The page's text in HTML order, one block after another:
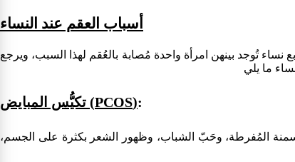
أسباب العقم عند النساء
تُوجد بينهن امرأة واحدة مُصابة بالعُقم لهذا السبب، ويرجع
تكيُّس المبايض (PCOS):
المُفرطة، وحَبّ الشباب، وظهور الشعر بكثرة على الجسم،